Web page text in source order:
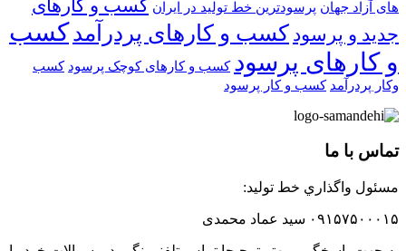
های آزاد جهان پرسودترین خط تولید در ایران کسب و کارهای
جدید و پرسود کسب و کارهای پردرآمدکسب
و کارهای پرسود کسب و کارهای کوچک پرسود کسب
وکار پردرآمد کسب و کار پرسود
تماس با ما
مسئول واگذاري خط توليد:
۰۹۱۵۷۵۰۰۰۱۵ سید عماد محمدی